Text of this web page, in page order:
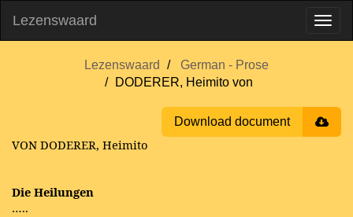
Lezenswaard
Lezenswaard
German - Prose
DODERER, Heimito von
Download document
VON DODERER, Heimito
Die Heilungen
…..